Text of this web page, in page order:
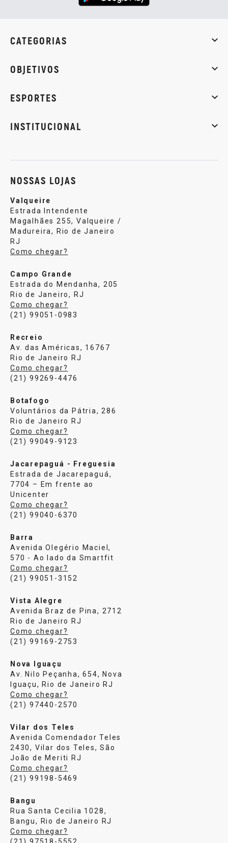
CATEGORIAS
OBJETIVOS
ESPORTES
INSTITUCIONAL
NOSSAS LOJAS
Valqueire
Estrada Intendente
Magalhães 255, Valqueire /
Madureira, Rio de Janeiro
RJ
Como chegar?
Campo Grande
Estrada do Mendanha, 205
Rio de Janeiro, RJ
Como chegar?
(21) 99051-0983
Recreio
Av. das Américas, 16767
Rio de Janeiro RJ
Como chegar?
(21) 99269-4476
Botafogo
Voluntários da Pátria, 286
Rio de Janeiro RJ
Como chegar?
(21) 99049-9123
Jacarepaguá - Freguesia
Estrada de Jacarepaguá,
7704 – Em frente ao
Unicenter
Como chegar?
(21) 99040-6370
Barra
Avenida Olegério Maciel,
570 - Ao lado da Smartfit
Como chegar?
(21) 99051-3152
Vista Alegre
Avenida Braz de Pina, 2712
Rio de Janeiro RJ
Como chegar?
(21) 99169-2753
Nova Iguaçu
Av. Nilo Peçanha, 654, Nova
Iguaçu, Rio de Janeiro RJ
Como chegar?
(21) 97440-2570
Vilar dos Teles
Avenida Comendador Teles
2430, Vilar dos Teles, São
João de Meriti RJ
Como chegar?
(21) 99198-5469
Bangu
Rua Santa Cecilia 1028,
Bangu, Rio de Janeiro RJ
Como chegar?
(21) 97518-5552